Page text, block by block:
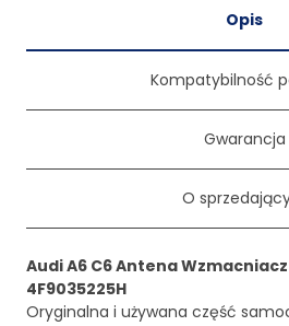
Opis
Kompatybilność
Gwarancja
O
Audi A6 C6 Antena Wzmacniacz
4F9035225H
Oryginalna i używana część